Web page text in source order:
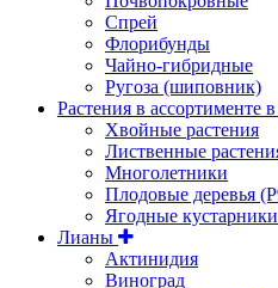
Спрей
Флорибунды
Чайно-гибридные
Ругоза (шиповник)
Растения в ассортименте
Хвойные растения
Лиственные
Многолетники
Плодовые деревья
Ягодные
Лианы
Актинидия
Виноград